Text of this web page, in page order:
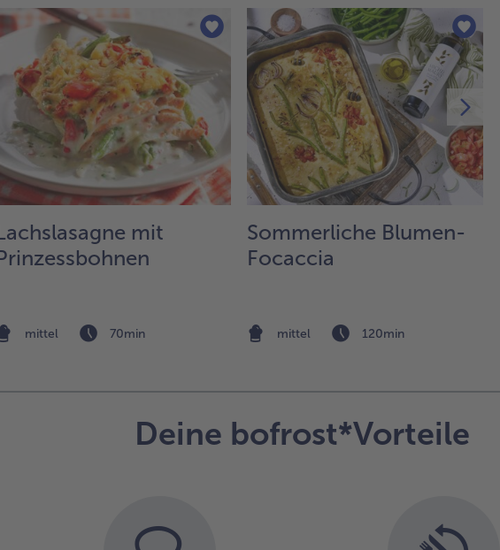
mit
mittel 70min
Sommerliche Blumen-
Focaccia
mittel 120min
Deine bofrost*Vorteile